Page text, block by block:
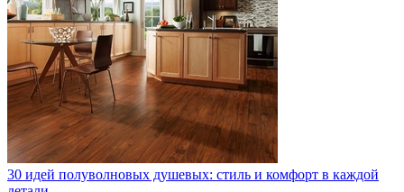
30 идей полуволновых душевых: стиль и комфорт в каждой